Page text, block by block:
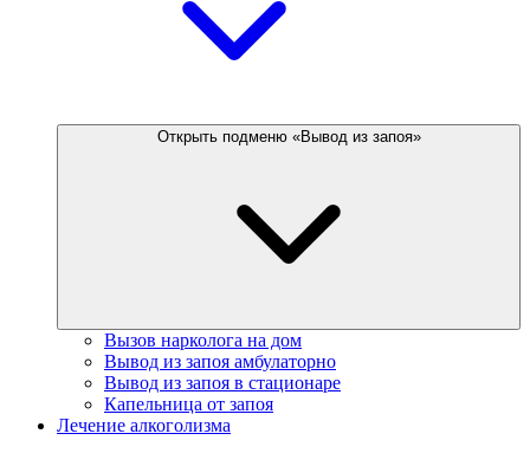
Открыть подменю «Вывод из запоя»
Вызов нарколога на дом
Вывод из запоя амбулаторно
Вывод из запоя в стационаре
Капельница от запоя
Лечение алкоголизма